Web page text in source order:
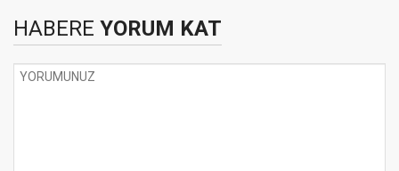
HABERE YORUM KAT